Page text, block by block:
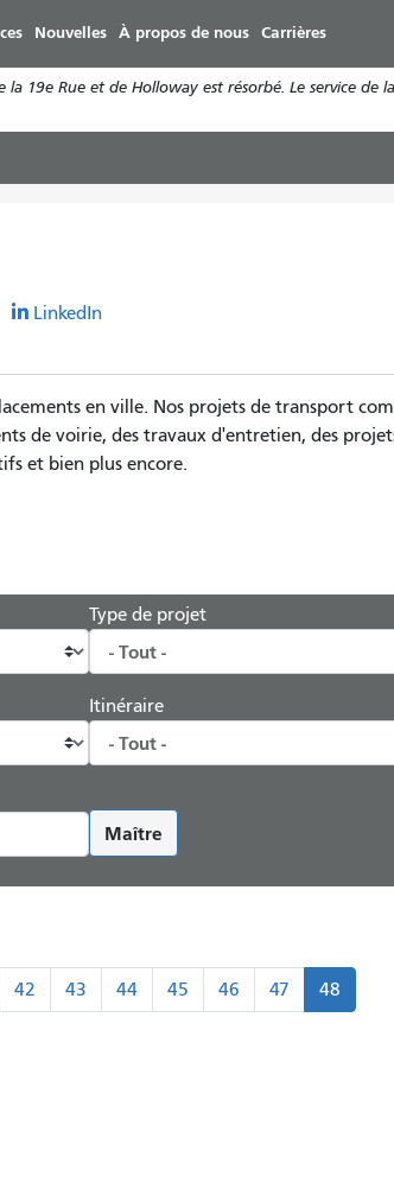
au
contenu
Nouvelles À propos de nous Carrières
la 19e Rue et de Holloway est résorbé. Le service
LinkedIn
en ville. Nos projets de transport
de voirie, des travaux d'entretien, des
et bien plus encore.
Type de projet
Itinéraire
Maître
42 43 44 45 46 47 48